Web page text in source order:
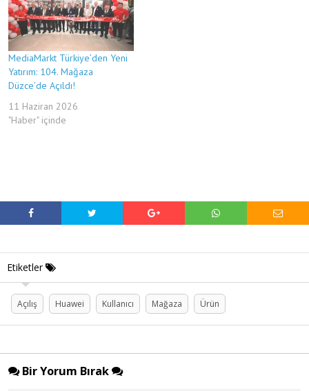
MediaMarkt Türkiye’den Yeni
Yatırım: 104. Mağaza
Düzce’de Açıldı!
11 Haziran 2026
"Haber" içinde
Etiketler
Açılış Huawei Kullanıcı Mağaza Ürün
Bir Yorum Bırak